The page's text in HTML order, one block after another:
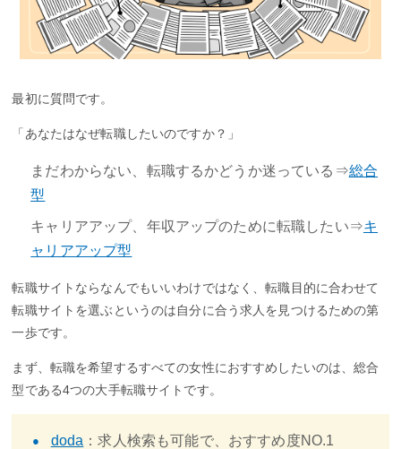
最初に質問です。
「あなたはなぜ転職したいのですか？」
まだわからない、転職するかどうか迷っている⇒総合
型
キャリアアップ、年収アップのために転職したい⇒キ
ャリアアップ型
転職サイトならなんでもいいわけではなく、転職目的に合わせて
転職サイトを選ぶというのは自分に合う求人を見つけるための第
一歩です。
まず、転職を希望するすべての女性におすすめしたいのは、総合
型である4つの大手転職サイトです。
doda ：求人検索も可能で、おすすめ度NO.1